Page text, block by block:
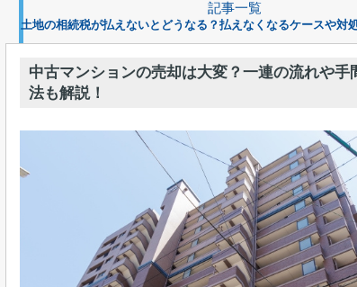
記事一覧
土地の相続税が払えないとどうなる？払えなくなるケースや対
中古マンションの売却は大変？一連の流れや手
法も解説！